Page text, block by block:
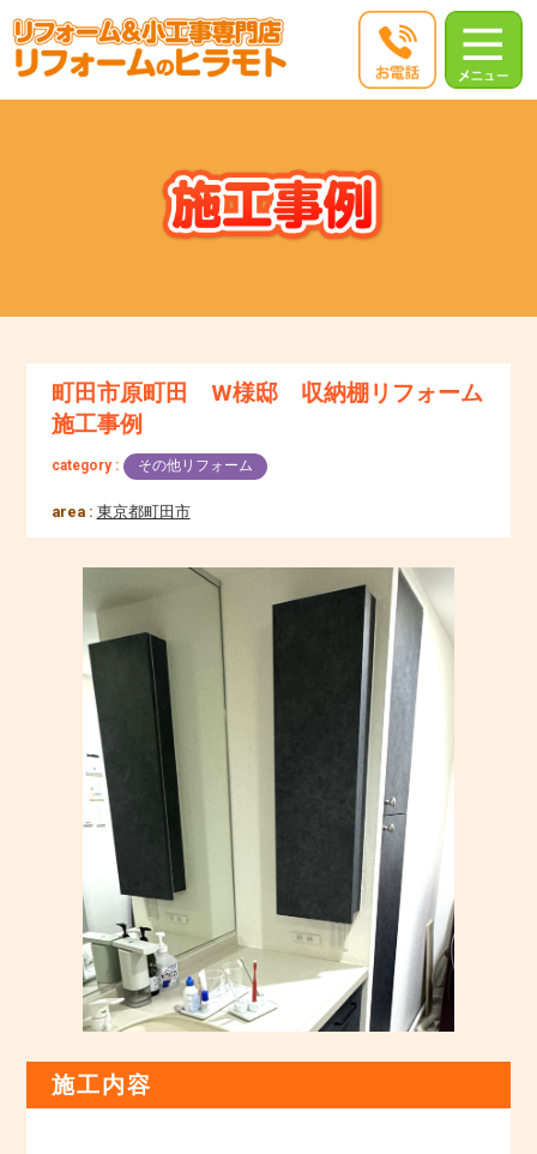
町田市原町田 W様邸 収納棚リフォーム
施工事例
category : その他リフォーム
area : 東京都町田市
施工内容